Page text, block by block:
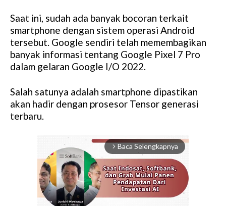
Saat ini, sudah ada banyak bocoran terkait
smartphone dengan sistem operasi Android
tersebut. Google sendiri telah memembagikan
banyak informasi tentang Google Pixel 7 Pro
dalam gelaran Google I/O 2022.
Salah satunya adalah smartphone dipastikan
akan hadir dengan prosesor Tensor generasi
terbaru.
arrow_forward_ios Baca Selengkapnya